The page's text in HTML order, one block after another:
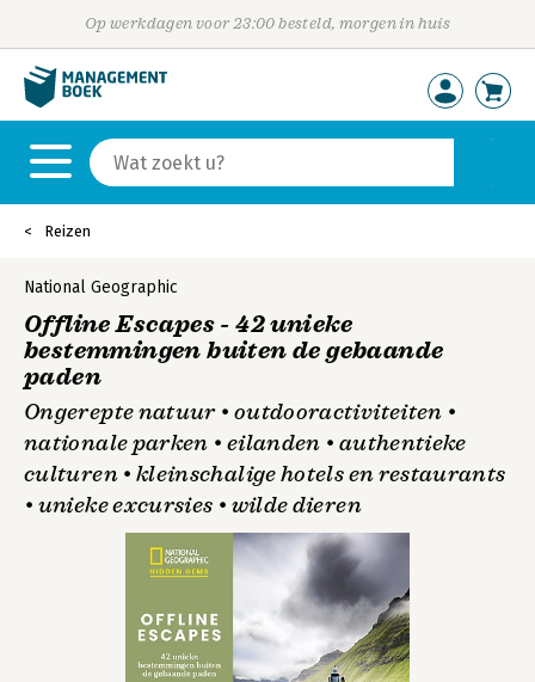
Op werkdagen voor 23:00 besteld, morgen in huis
Reizen
National Geographic
Offline Escapes - 42 unieke
bestemmingen buiten de gebaande
paden
Ongerepte natuur • outdooractiviteiten •
nationale parken • eilanden • authentieke
culturen • kleinschalige hotels en restaurants
• unieke excursies • wilde dieren